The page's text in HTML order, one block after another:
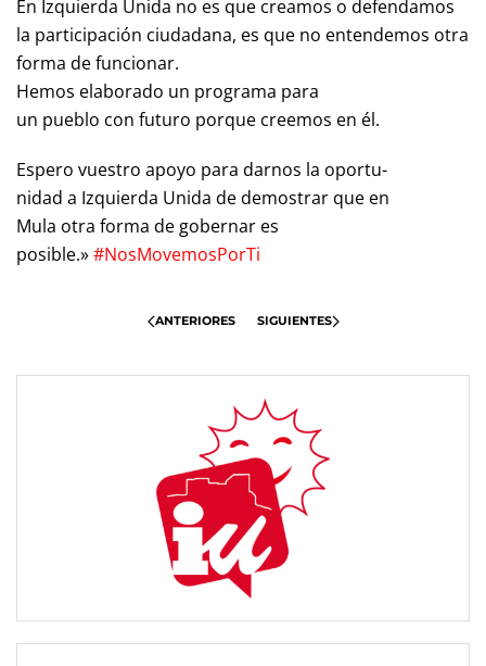
En Izquierda Unida no es que creamos o defendamos
la participación ciudadana, es que no entendemos otra
forma de funcionar.
Hemos elaborado un programa para
un pueblo con futuro porque creemos en él.
Espero vuestro apoyo para darnos la oportu-
nidad a Izquierda Unida de demostrar que en
Mula otra forma de gobernar es
posible.»#NosMovemosPorTi
ANTERIORES SIGUIENTES